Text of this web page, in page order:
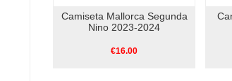
Camiseta Mallorca Segunda
Nino 2023-2024
€16.00